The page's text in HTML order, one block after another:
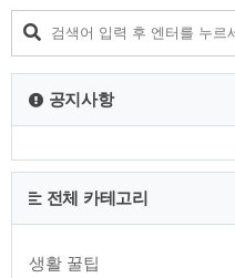
혁신과 발전을 위한 기
기반은 물론이고, 국
공지사항
전체 카테고리
생활 꿀팁